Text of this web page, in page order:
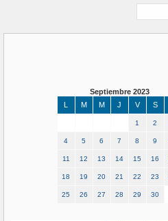
Septiembre 2023
L
M M J V S
1 2
4 5 6 7 8 9
11 12 13 14 15 16
18 19 20 21 22 23
25 26 27 28 29 30